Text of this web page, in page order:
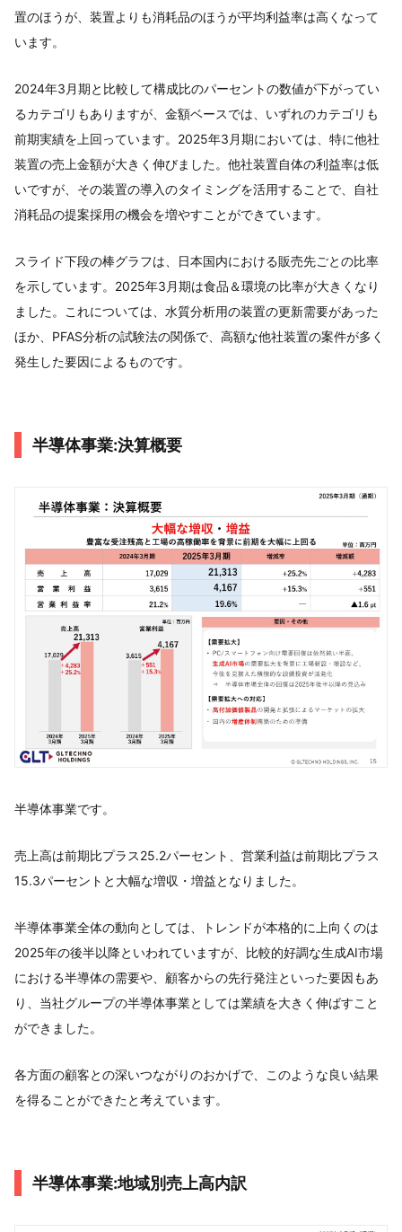
置のほうが、装置よりも消耗品のほうが平均利益率は高くなって
います。
2024年3月期と比較して構成比のパーセントの数値が下がってい
るカテゴリもありますが、金額ベースでは、いずれのカテゴリも
前期実績を上回っています。2025年3月期においては、特に他社
装置の売上金額が大きく伸びました。他社装置自体の利益率は低
いですが、その装置の導入のタイミングを活用することで、自社
消耗品の提案採用の機会を増やすことができています。
スライド下段の棒グラフは、日本国内における販売先ごとの比率
を示しています。2025年3月期は食品＆環境の比率が大きくなり
ました。これについては、水質分析用の装置の更新需要があった
ほか、PFAS分析の試験法の関係で、高額な他社装置の案件が多く
発生した要因によるものです。
半導体事業:決算概要
半導体事業です。
売上高は前期比プラス25.2パーセント、営業利益は前期比プラス
15.3パーセントと大幅な増収・増益となりました。
半導体事業全体の動向としては、トレンドが本格的に上向くのは
2025年の後半以降といわれていますが、比較的好調な生成AI市場
における半導体の需要や、顧客からの先行発注といった要因もあ
り、当社グループの半導体事業としては業績を大きく伸ばすこと
ができました。
各方面の顧客との深いつながりのおかげで、このような良い結果
を得ることができたと考えています。
半導体事業:地域別売上高内訳